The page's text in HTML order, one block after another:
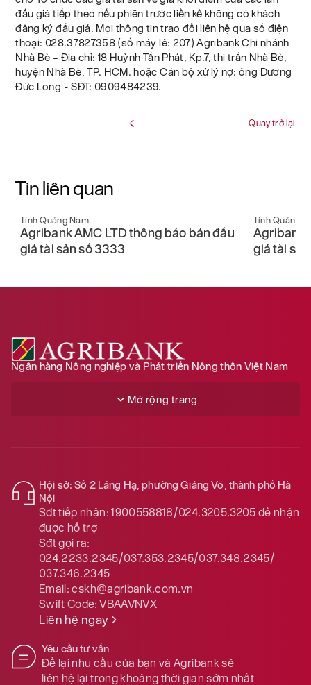
đấu giá tiếp theo nếu phiên trước liền kề không có khách
đăng ký đấu giá. Mọi thông tin trao đổi liên hệ qua số điện
thoại: 028.37827358 (số máy lẻ: 207) Agribank Chi nhánh
Nhà Bè – Địa chỉ: 18 Huỳnh Tấn Phát, Kp.7, thị trấn Nhà Bè,
huyện Nhà Bè, TP. HCM. hoặc Cán bộ xử lý nợ: ông Dương
Đức Long - SĐT: 0909484239.
Quay trở lại
Tin liên quan
Tỉnh Quảng Nam
Agribank AMC LTD thông báo bán đấu
giá tài sản số 3333
Tỉnh Quảng
Agribank
giá tài
Ngân hàng Nông nghiệp và Phát triển Nông thôn Việt Nam
Mở rộng trang
Hội sở: Số 2 Láng Hạ, phường Giảng Võ, thành phố Hà
Nội
Sđt tiếp nhận: 1900558818/024.3205.3205để nhận
được hỗ trợ
Sđt gọi ra:
024.2233.2345/037.353.2345/037.348.2345/
037.346.2345
Email:cskh@agribank.com.vn
Swift Code:VBAAVNVX
Liên hệ ngay
Yêu cầu tư vấn
Để lại nhu cầu của bạn và Agribank sẽ
liên hệ lại trong khoảng thời gian sớm nhất